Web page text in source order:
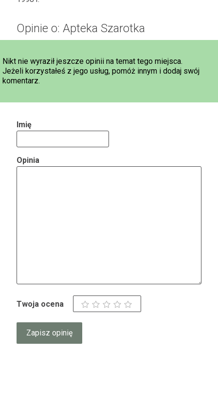
Opinie o: Apteka Szarotka
Nikt nie wyraził jeszcze opinii na temat tego miejsca.
Jeżeli korzystałeś z jego usług, pomóż innym i dodaj swój
komentarz.
Imię
Opinia
Twoja ocena